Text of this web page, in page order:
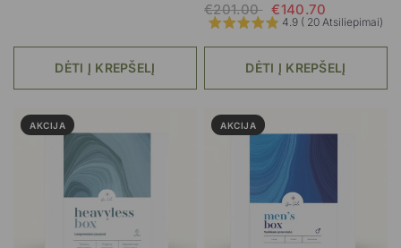
DĖTI Į KREPŠELĮ
€201.00
€140.70
4.9 ( 20 Atsiliepimai)
DĖTI Į KREPŠELĮ
AKCIJA AKCIJA